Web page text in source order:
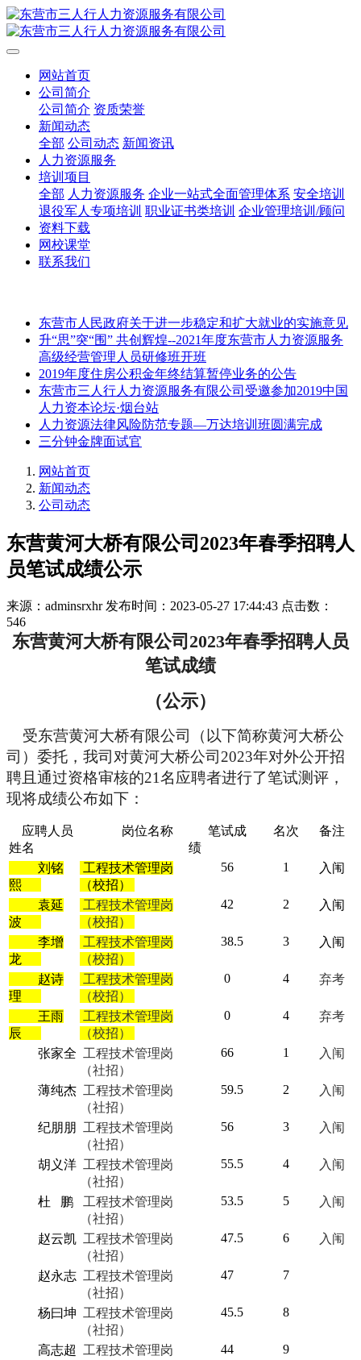
网站首页
公司简介
公司简介 资质荣誉
新闻动态
全部 公司动态 新闻资讯
人力资源服务
培训项目
全部 人力资源服务 企业一站式全面管理体系 安全培训
退役军人专项培训 职业证书类培训 企业管理培训/顾问
资料下载
网校课堂
联系我们
东营市人民政府关于进一步稳定和扩大就业的实施意见
升“思”突“围” 共创辉煌--2021年度东营市人力资源服务
高级经营管理人员研修班开班
2019年度住房公积金年终结算暂停业务的公告
东营市三人行人力资源服务有限公司受邀参加2019中国
人力资本论坛·烟台站
人力资源法律风险防范专题—万达培训班圆满完成
三分钟金牌面试官
网站首页
新闻动态
公司动态
东营黄河大桥有限公司2023年春季招聘人
员笔试成绩公示
来源：adminsrxhr 发布时间：2023-05-27 17:44:43 点击数：
546
东营黄河大桥有限公司2023年春季招聘人员
笔试成绩
（公示）
受东营黄河大桥有限公司（以下简称黄河大桥公
司）委托，我司对黄河大桥公司2023年对外公开招
聘且通过资格审核的21名应聘者进行了笔试测评，
现将成绩公布如下：
应聘人员
姓名
岗位名称
笔试成
绩
名次 备注
刘铭
熙
工程技术管理岗
（校招）
56 1 入闱
袁延
波
工程技术管理岗
（校招）
42 2 入闱
李增
龙
工程技术管理岗
（校招）
38.5 3 入闱
赵诗
理
工程技术管理岗
（校招）
0 4 弃考
王雨
辰
工程技术管理岗
（校招）
0 4 弃考
张家全 工程技术管理岗
（社招）
66 1 入闱
薄纯杰 工程技术管理岗
（社招）
59.5 2 入闱
纪朋朋
工程技术管理岗
（社招）
56 3 入闱
胡义洋 工程技术管理岗
（社招）
55.5 4 入闱
杜 鹏
工程技术管理岗
（社招）
53.5 5 入闱
赵云凯 工程技术管理岗
（社招）
47.5 6 入闱
赵永志 工程技术管理岗
（社招）
47 7
杨曰坤 工程技术管理岗
（社招）
45.5 8
高志超
工程技术管理岗
44 9